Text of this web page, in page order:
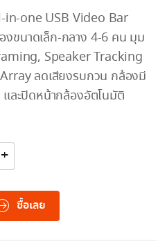
in-one USB Video Bar
งขนาดเล็ก-กลาง 4-6 คน มุม
Speaker Tracking
ลดเสียงรบกวน กล้องมี
ละปิดหน้ากล้องอัตโนมัติ
ซื้อเลย